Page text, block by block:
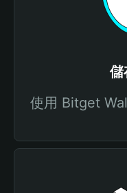
儲
使用 Bitget